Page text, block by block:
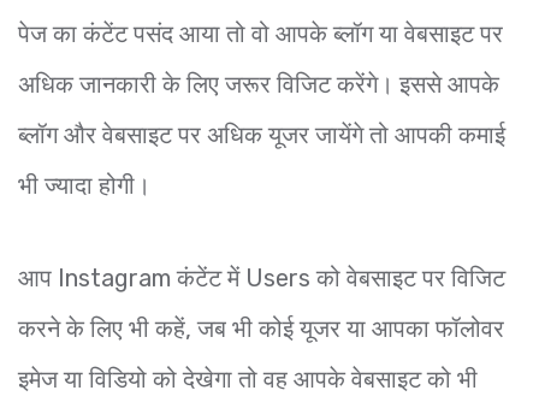
पेज का कंटेंट पसंद आया तो वो आपके ब्लॉग या वेबसाइट पर
अधिक जानकारी के लिए जरूर विजिट करेंगे। इससे आपके
ब्लॉग और वेबसाइट पर अधिक यूजर जायेंगे तो आपकी कमाई
भी ज्यादा होगी।
आप Instagram कंटेंट में Users को वेबसाइट पर विजिट
करने के लिए भी कहें, जब भी कोई यूजर या आपका फॉलोवर
इमेज या विडियो को देखेगा तो वह आपके वेबसाइट को भी